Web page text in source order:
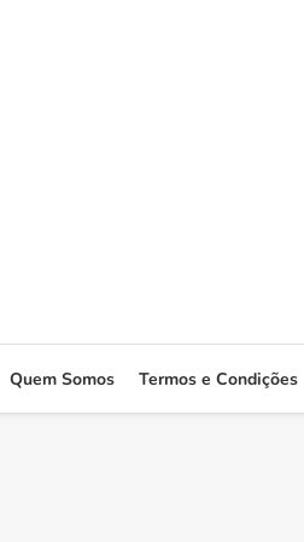
Quem Somos Termos e Condições